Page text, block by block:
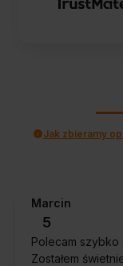
Jak zbieramy
Marcin
5
Polecam
Zostałem